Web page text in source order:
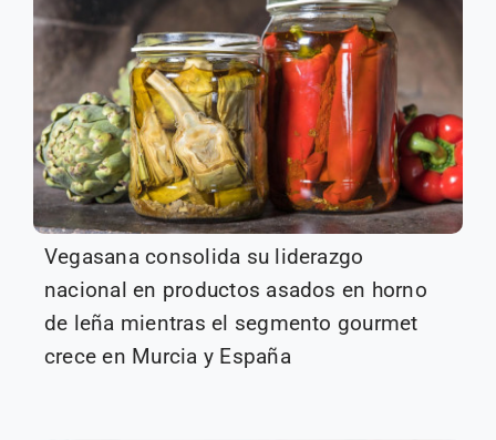
Vegasana consolida su liderazgo
nacional en productos asados en horno
de leña mientras el segmento gourmet
crece en Murcia y España